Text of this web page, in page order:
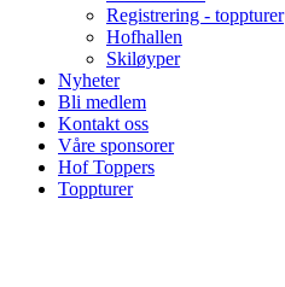
Registrering - toppturer
Hofhallen
Skiløyper
Nyheter
Bli medlem
Kontakt oss
Våre sponsorer
Hof Toppers
Toppturer